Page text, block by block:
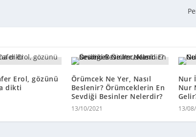
Erol, gözünü
dikti
Örümcek Ne Yer, Nasıl
Beslenir? Örümceklerin En
Sevdiği Besinler Nelerdir?
13/10/2021
Nur
Nur
13/